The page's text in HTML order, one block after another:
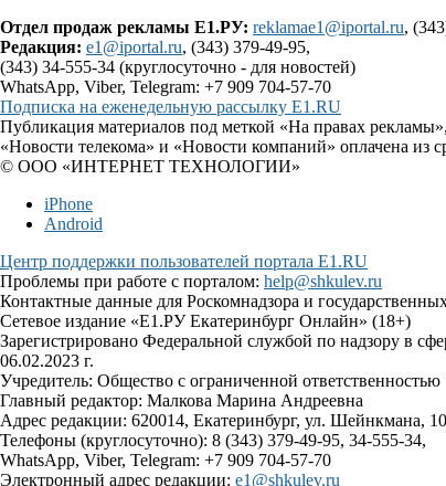
Отдел продаж рекламы Е1.РУ: reklamae1@iportal.ru,
Редакция: e1@iportal.ru, (343) 379-49-95,
(343) 34-555-34 (круглосуточно - для новостей)
WhatsApp, Viber, Telegram: +7 909 704-57-70
Подписка на еженедельную рассылку E1.RU
Публикация материалов под меткой «На правах
«Новости телекома» и «Новости компаний» оплачена из
© ООО «ИНТЕРНЕТ ТЕХНОЛОГИИ»
iPhone
Android
Центр поддержки пользователей портала E1.RU
Проблемы при работе с порталом: help@shkulev.ru
Контактные данные для Роскомнадзора и
Сетевое издание «Е1.РУ Екатеринбург Онлайн» (18+)
Зарегистрировано Федеральной службой по надзору в
06.02.2023 г.
Учредитель: Общество с ограниченной
Главный редактор: Малкова Марина Андреевна
Адрес редакции: 620014, Екатеринбург, ул. Шейнкмана,
Телефоны (круглосуточно): 8 (343) 379-49-95, 34-555-34,
WhatsApp, Viber, Telegram: +7 909 704-57-70
Электронный адрес редакции: e1@shkulev.ru